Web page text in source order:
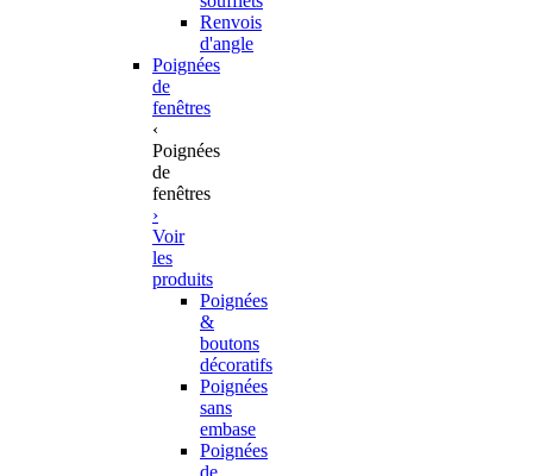
Renvois
d'angle
Poignées
de
fenêtres
‹
Poignées
de
fenêtres
›
Voir
les
produits
Poignées
&
boutons
décoratifs
Poignées
sans
embase
Poignées
de